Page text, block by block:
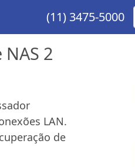
(11) 3475-5000
2
LAN.
de